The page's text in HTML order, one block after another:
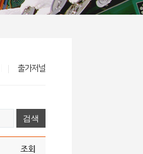
출가저널
조회